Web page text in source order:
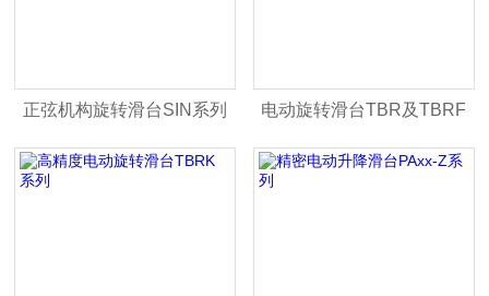
正弦机构旋转滑台SIN系列 电动旋转滑台TBR及TBRF
系列